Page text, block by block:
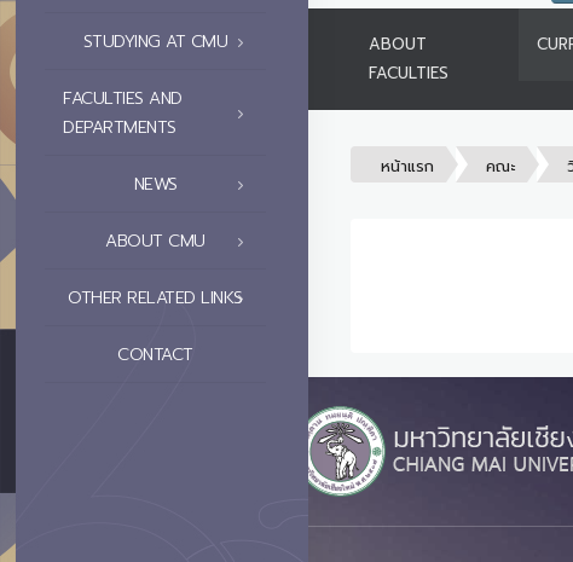
STUDYING AT CMU
FACULTIES AND
DEPARTMENTS
NEWS
ABOUT CMU
OTHER RELATED LINKS
CONTACT
ABOUT
FACULTIES
หน้าแรก คณะ